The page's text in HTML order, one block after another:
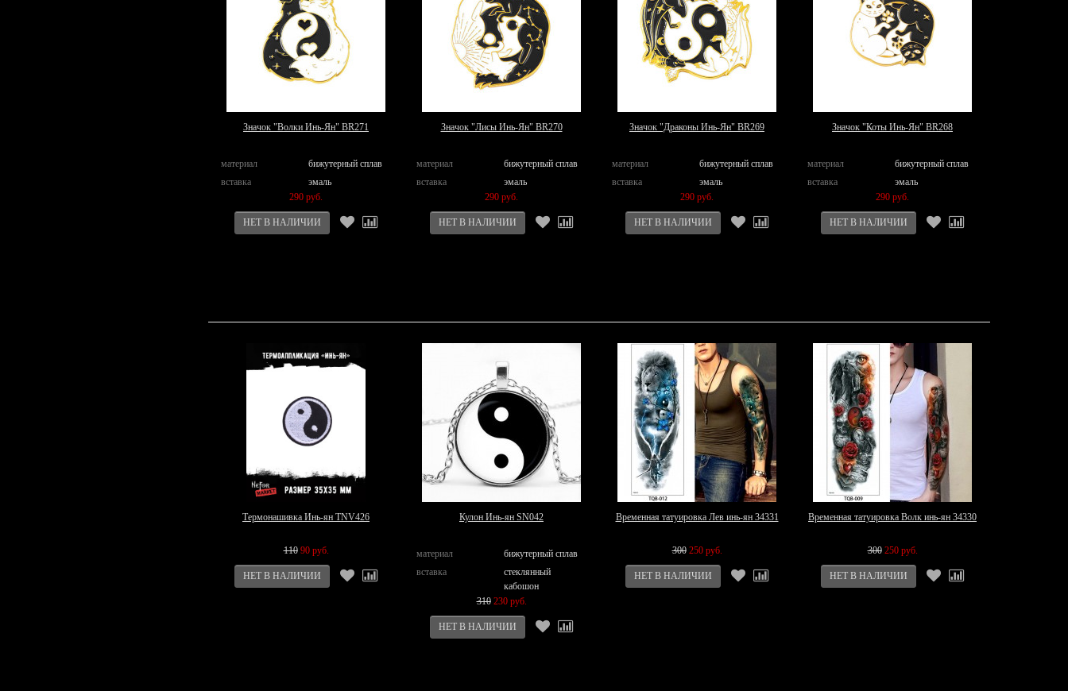
Значок "Волки Инь-Ян" BR271
материал
бижутерный сплав
вставка
эмаль
290 руб.
Значок "Лисы Инь-Ян" BR270
материал
бижутерный сплав
вставка
эмаль
290 руб.
Значок "Драконы Инь-Ян" BR269
материал
бижутерный сплав
вставка
эмаль
290 руб.
Значок "Коты Инь-Ян" BR268
материал
бижутерный сплав
вставка
эмаль
290 руб.
Термонашивка Инь-ян TNV426
110 90 руб.
Кулон Инь-ян SN042
материал
бижутерный сплав
вставка
стеклянный
кабошон
310 230 руб.
Временная татуировка Лев инь-ян 34331
300 250 руб.
Временная татуировка Волк инь-ян 34330
300 250 руб.